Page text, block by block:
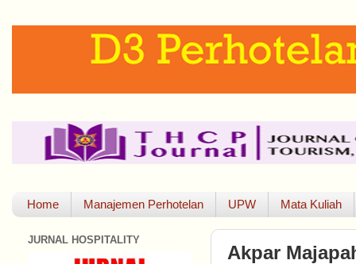
Home Manajemen Perhotelan UPW Mata Kuliah
Akpar
JURNAL HOSPITALITY